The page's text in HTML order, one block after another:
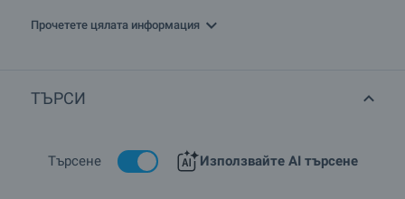
Прочетете цялата информация
ТЪРСИ
Търсене Използвайте AI търсене